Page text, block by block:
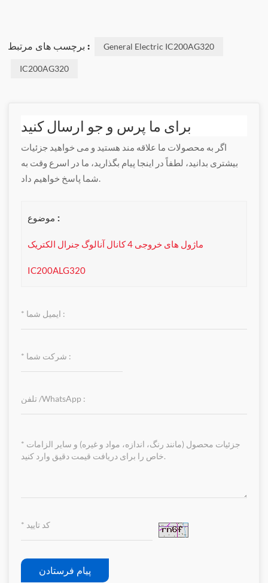
برچسب های مرتبط : General Electric IC200AG320
IC200AG320
برای ما پرس و جو ارسال کنید
اگر به محصولات ما علاقه مند هستید و می خواهید جزئیات
بیشتری بدانید، لطفاً در اینجا پیام بگذارید، ما در اسرع وقت به
شما پاسخ خواهیم داد.
موضوع :
ماژول های خروجی 4 کانال آنالوگ جنرال الکتریک
IC200ALG320
پیام فرستادن